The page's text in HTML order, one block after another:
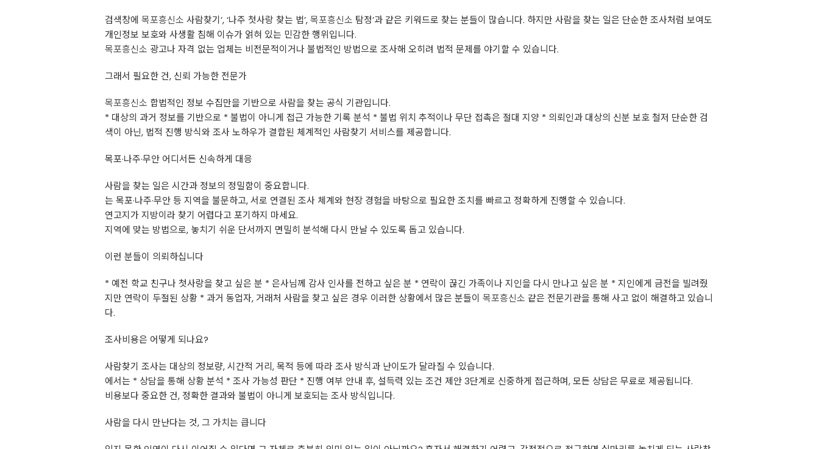
검색창에 목포흥신소 사람찾기’, ‘나주 첫사랑 찾는 법’,목포흥신소 탐정’과 같은 키워드로 찾는 분들이 많습니다. 하지만 사람을 찾는 일은 단순한 조사처럼 보여도
개인정보 보호와 사생활 침해 이슈가 얽혀 있는 민감한 행위입니다.
목포흥신소 광고나 자격 없는 업체는 비전문적이거나 불법적인 방법으로 조사해 오히려 법적 문제를 야기할 수 있습니다.
그래서 필요한 건, 신뢰 가능한 전문가
목포흥신소 합법적인 정보 수집만을 기반으로 사람을 찾는 공식 기관입니다.
* 대상의 과거 정보를 기반으로 * 불법이 아니게 접근 가능한 기록 분석 * 불법 위치 추적이나 무단 접촉은 절대 지양 * 의뢰인과 대상의 신분 보호 철저 단순한 검
색이 아닌, 법적 진행 방식와 조사 노하우가 결합된 체계적인 사람찾기 서비스를 제공합니다.
목포·나주·무안 어디서든 신속하게 대응
사람을 찾는 일은 시간과 정보의 정밀함이 중요합니다.
는 목포·나주·무안 등 지역을 불문하고, 서로 연결된 조사 체계와 현장 경험을 바탕으로 필요한 조치를 빠르고 정확하게 진행할 수 있습니다.
연고지가 지방이라 찾기 어렵다고 포기하지 마세요.
지역에 맞는 방법으로, 놓치기 쉬운 단서까지 면밀히 분석해 다시 만날 수 있도록 돕고 있습니다.
이런 분들이 의뢰하십니다
* 예전 학교 친구나 첫사랑을 찾고 싶은 분 * 은사님께 감사 인사를 전하고 싶은 분 * 연락이 끊긴 가족이나 지인을 다시 만나고 싶은 분 * 지인에게 금전을 빌려줬
지만 연락이 두절된 상황 * 과거 동업자, 거래처 사람을 찾고 싶은 경우 이러한 상황에서 많은 분들이 목포흥신소 같은 전문기관을 통해 사고 없이 해결하고 있습니
다.
조사비용은 어떻게 되나요?
사람찾기 조사는 대상의 정보량, 시간적 거리, 목적 등에 따라 조사 방식과 난이도가 달라질 수 있습니다.
에서는 * 상담을 통해 상황 분석 * 조사 가능성 판단 * 진행 여부 안내 후, 설득력 있는 조건 제안 3단계로 신중하게 접근하며, 모든 상담은 무료로 제공됩니다.
비용보다 중요한 건, 정확한 결과와 불법이 아니게 보호되는 조사 방식입니다.
사람을 다시 만난다는 것, 그 가치는 큽니다